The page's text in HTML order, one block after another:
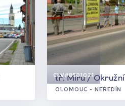
CLV#8501021
tř. Míru / Okružní
OLOMOUC - NEŘEDÍN